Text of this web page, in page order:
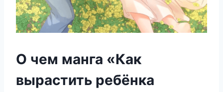
О чем манга «Как
вырастить ребёнка